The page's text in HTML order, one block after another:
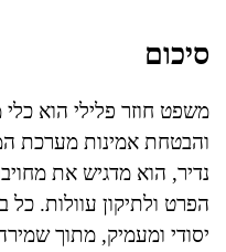
סיכום
משפט חוזר פלילי הוא
והבטחת אמינות מערכת
נדיר, הוא מדגיש את
הפרט ולתיקון עוולות.
יסודי ומעמיק, מתוך